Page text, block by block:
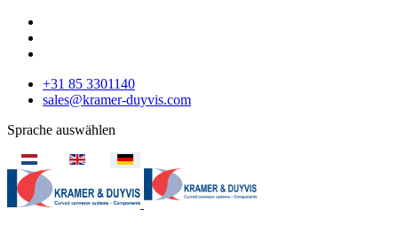
+31 85 3301140
sales@kramer-duyvis.com
Sprache auswählen